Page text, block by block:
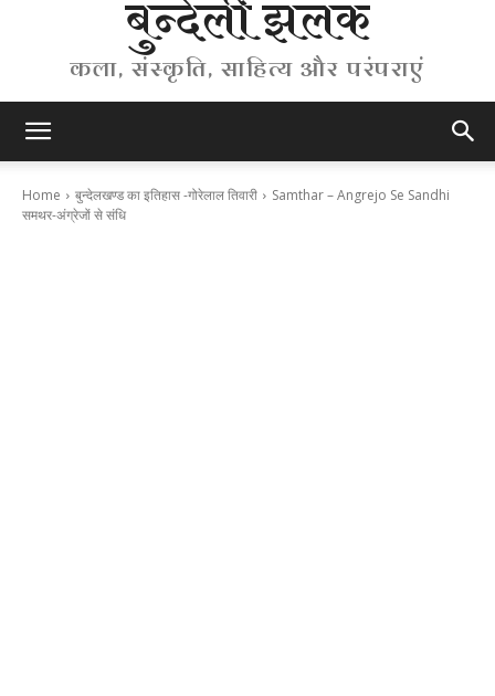
बुन्देली झलक
कला, संस्कृति, साहित्य और परंपराएं
Home बुन्देलखण्ड का इतिहास -गोरेलाल तिवारी
Samthar – Angrejo Se Sandhi
समथर-अंग्रेजों से संधि